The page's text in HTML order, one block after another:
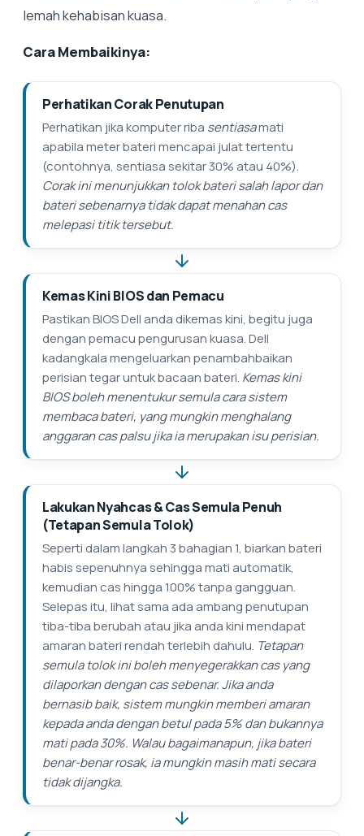
lemah kehabisan kuasa.
Cara Membaikinya:
Perhatikan Corak Penutupan
Perhatikan jika komputer riba sentiasamati
apabila meter bateri mencapai julat tertentu
(contohnya, sentiasa sekitar 30% atau 40%).
Corak ini menunjukkan tolok bateri salah lapor dan
bateri sebenarnya tidak dapat menahan cas
melepasi titik tersebut.
Kemas Kini BIOS dan Pemacu
Pastikan BIOS Dell anda dikemas kini, begitu juga
dengan pemacu pengurusan kuasa. Dell
kadangkala mengeluarkan penambahbaikan
perisian tegar untuk bacaan bateri. Kemas kini
BIOS boleh menentukur semula cara sistem
membaca bateri, yang mungkin menghalang
anggaran cas palsu jika ia merupakan isu perisian.
Lakukan Nyahcas & Cas Semula Penuh
(Tetapan Semula Tolok)
Seperti dalam langkah 3 bahagian 1, biarkan bateri
habis sepenuhnya sehingga mati automatik,
kemudian cas hingga 100% tanpa gangguan.
Selepas itu, lihat sama ada ambang penutupan
tiba-tiba berubah atau jika anda kini mendapat
amaran bateri rendah terlebih dahulu. Tetapan
semula tolok ini boleh menyegerakkan cas yang
dilaporkan dengan cas sebenar. Jika anda
bernasib baik, sistem mungkin memberi amaran
kepada anda dengan betul pada 5% dan bukannya
mati pada 30%. Walau bagaimanapun, jika bateri
benar-benar rosak, ia mungkin masih mati secara
tidak dijangka.